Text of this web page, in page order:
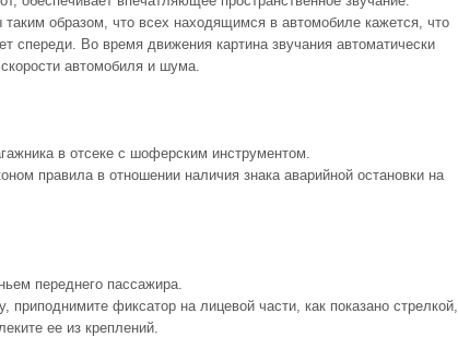
таким образом, что всех находящимся в автомобиле кажется, что
спереди. Во время движения картина звучания автоматически
автомобиля и шума.
в отсеке с шоферским инструментом.
правила в отношении наличия знака аварийной остановки на
переднего пассажира.
приподнимите фиксатор на лицевой части, как показано стрелкой,
ее из креплений.